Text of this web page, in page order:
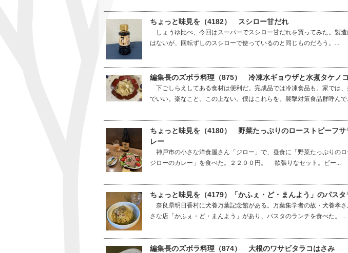
ちょっと味見を（4182） スシロー甘だれ
しょうゆ比べ、今回はスーパーでスシロー甘だれを買ってみた。製
はないが、回転ずしのスシローで使っているのと同じものだろう。...
編集長のズボラ料理（875） 冷凍水ギョウザと水煮タケノ
下ごしらえしてある食材は便利だ。完成品では冷凍食品も。家では
でいい。楽なこと、この上ない。僕はこれらを、襲撃対策食品群呼んで...
ちょっと味見を（4180） 野菜たっぷりのローストビーフサ
レー
神戸市の小さな洋食屋さん「ジロー」で、昼食に「野菜たっぷりの
ジローのカレー」を食べた。２２００円。 欲張りなセット。ビー...
ちょっと味見を（4179）「かふぇ・ど・まんよう」のパスタ
奈良県明日香村に犬養万葉記念館がある。万葉集学者の故・犬養孝
さな店「かふぇ・ど・まんよう」があり、パスタのランチを食べた。 ...
編集長のズボラ料理（874） 大根のワサビタラコはさみ